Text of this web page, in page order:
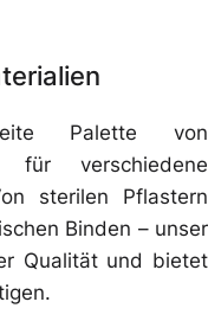
Palette von
für verschiedene
sterilen Pflastern
Binden – unser
Qualität und bietet